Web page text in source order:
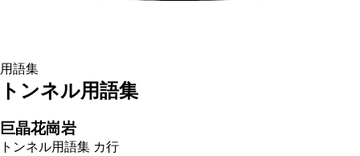
用語集
トンネル用語集
巨晶花崗岩
トンネル用語集 カ行